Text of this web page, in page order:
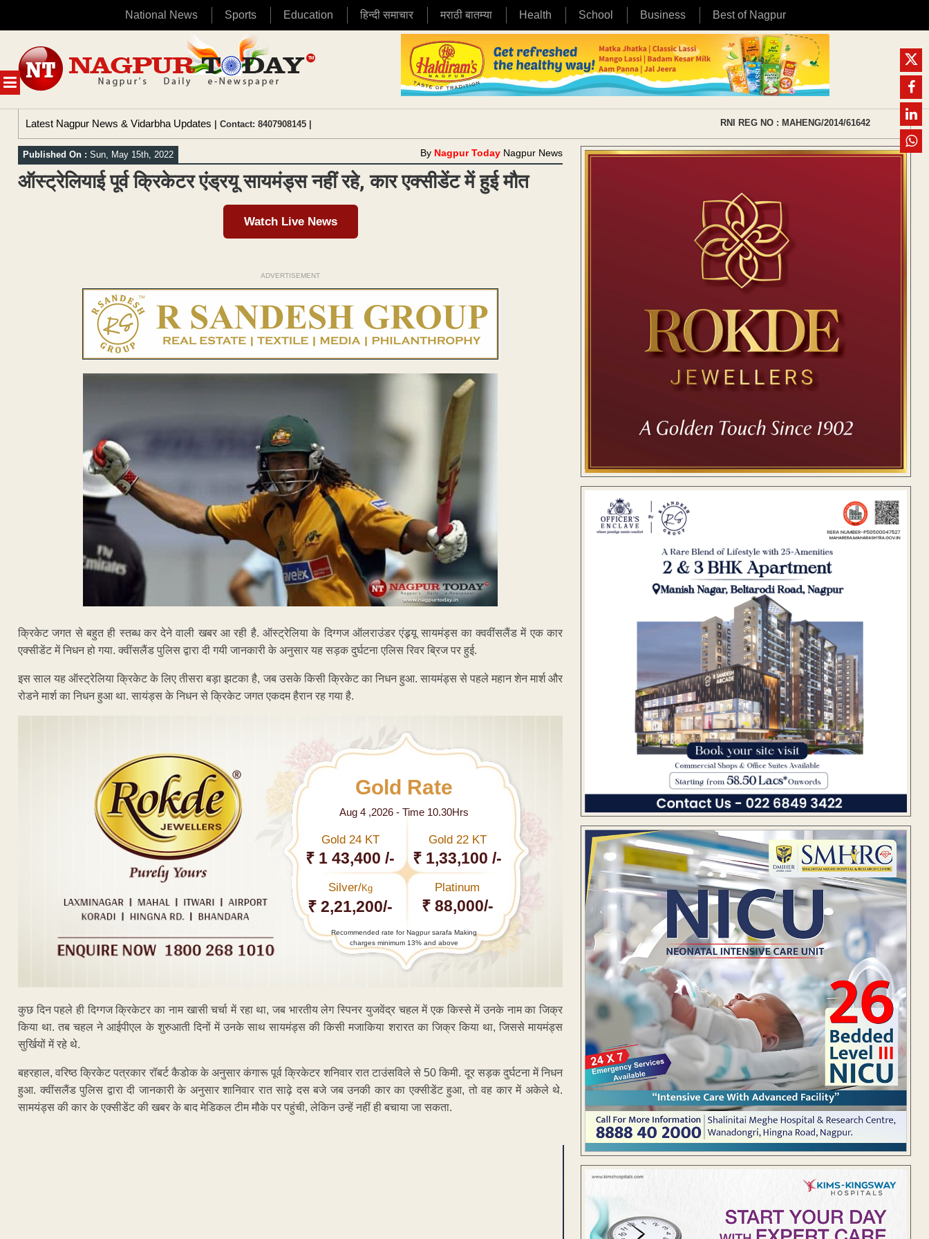
National News Sports Education हिन्दी समाचार मराठी बातम्या Health School Business Best of Nagpur
MENU
content
Latest Nagpur News & Vidarbha Updates | Contact: 8407908145 | RNI REG NO : MAHENG/2014/61642
Published On : Sun, May 15th, 2022 By Nagpur Today Nagpur News
ऑस्ट्रेलियाई पूर्व क्रिकेटर एंड्रयू सायमंड्स नहीं रहे, कार एक्सीडेंट में हुई मौत
Watch Live News
ADVERTISEMENT
क्रिकेट जगत से बहुत ही स्तब्ध कर देने वाली खबर आ रही है. ऑस्ट्रेलिया के दिग्गज ऑलराउंडर एंड्र्यू सायमंड्स का क्ववींसलैंड में एक कार
एक्सीडेंट में निधन हो गया. क्वींसलैंड पुलिस द्वारा दी गयी जानकारी के अनुसार यह सड़क दुर्घटना एलिस रिवर ब्रिज पर हुई.
इस साल यह ऑस्ट्रेलिया क्रिकेट के लिए तीसरा बड़ा झटका है, जब उसके किसी क्रिकेट का निधन हुआ. सायमंड्स से पहले महान शेन मार्श और
रोडने मार्श का निधन हुआ था. सायंड्स के निधन से क्रिकेट जगत एकदम हैरान रह गया है.
Gold Rate
Aug 4 ,2026 - Time 10.30Hrs
Gold 24 KT
₹ 1 43,400 /-
Gold 22 KT
₹ 1,33,100 /-
Silver/Kg
₹ 2,21,200/-
Platinum
₹ 88,000/-
Recommended rate for Nagpur sarafa Making
charges minimum 13% and above
कुछ दिन पहले ही दिग्गज क्रिकेटर का नाम खासी चर्चा में रहा था, जब भारतीय लेग स्पिनर युजवेंद्र चहल में एक किस्से में उनके नाम का जिक्र
किया था. तब चहल ने आईपीएल के शुरुआती दिनों में उनके साथ सायमंड्स की किसी मजाकिया शरारत का जिक्र किया था, जिससे मायमंड्स
सुर्खियों में रहे थे.
बहरहाल, वरिष्ठ क्रिकेट पत्रकार रॉबर्ट कैडोक के अनुसार कंगारू पूर्व क्रिकेटर शनिवार रात टाउंसविले से 50 किमी. दूर सड़क दुर्घटना में निधन
हुआ. क्वींसलैंड पुलिस द्वारा दी जानकारी के अनुसार शानिवार रात साढ़े दस बजे जब उनकी कार का एक्सीडेंट हुआ, तो वह कार में अकेले थे.
सामयंड्स की कार के एक्सीडेंट की खबर के बाद मेडिकल टीम मौके पर पहुंची, लेकिन उन्हें नहीं ही बचाया जा सकता.